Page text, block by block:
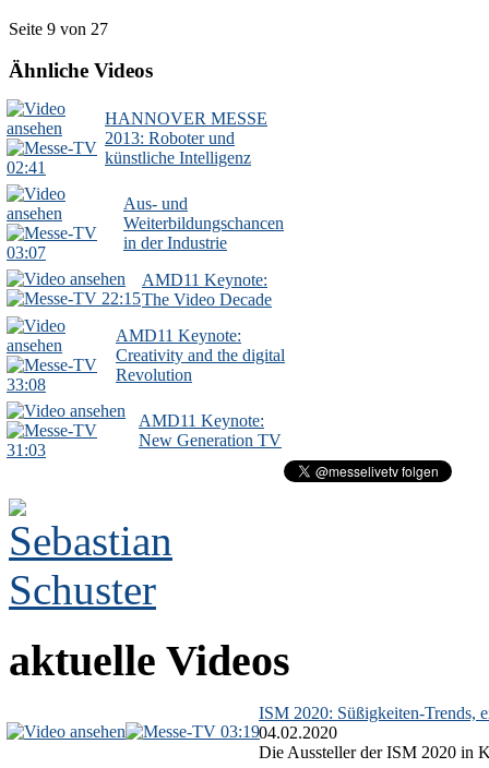
Seite 9 von 27
Ähnliche Videos
02:41
HANNOVER MESSE
2013: Roboter und
künstliche Intelligenz
03:07
Aus- und
Weiterbildungschancen
in der Industrie
22:15
AMD11 Keynote:
The Video Decade
33:08
AMD11 Keynote:
Creativity and the digital
Revolution
31:03
AMD11 Keynote:
New Generation TV
aktuelle Videos
03:19
ISM 2020: Süßigkeiten-Trends,
04.02.2020
Die Aussteller der ISM 2020 in